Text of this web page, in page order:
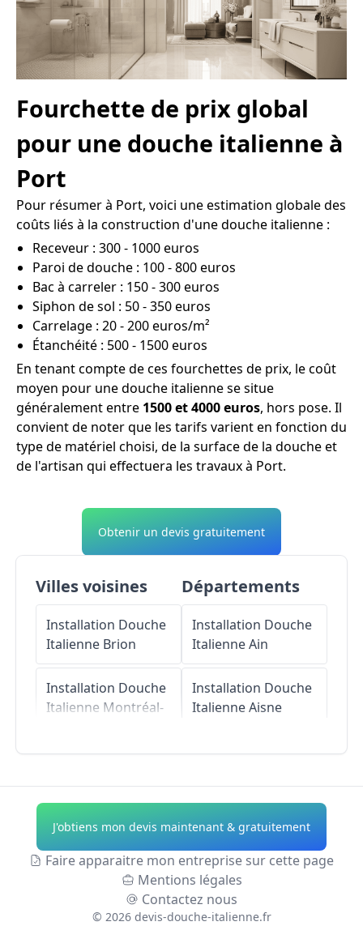
Fourchette de prix global
pour une douche italienne à
Port
Pour résumer à Port, voici une estimation globale des
coûts liés à la construction d'une douche italienne :
Receveur : 300 - 1000 euros
Paroi de douche : 100 - 800 euros
Bac à carreler : 150 - 300 euros
Siphon de sol : 50 - 350 euros
Carrelage : 20 - 200 euros/m²
Étanchéité : 500 - 1500 euros
En tenant compte de ces fourchettes de prix, le coût
moyen pour une douche italienne se situe
généralement entre 1500 et 4000 euros, hors pose. Il
convient de noter que les tarifs varient en fonction du
type de matériel choisi, de la surface de la douche et
de l'artisan qui effectuera les travaux à Port.
Obtenir un devis gratuitement
Villes voisines
Installation Douche
Italienne Brion
Installation Douche
Italienne Montréal-
ItalienneBéard-
Installation Douche
Italienne
Nurieux-
Départements
Installation Douche
ItalienneAin
Installation Douche
ItalienneAisne
Installation Douche
Italienne Alpes-de-
Haute-Provence
Installation Douche
Italienne Hautes-
J'obtiens mon devis maintenant & gratuitement
Faire apparaitre mon entreprise sur cette page
Mentions légales
Contactez nous
© 2026 devis-douche-italienne.fr